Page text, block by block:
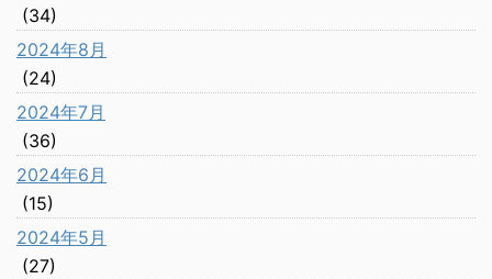
(34)
2024年8月
(24)
2024年7月
(36)
2024年6月
(15)
2024年5月
(27)